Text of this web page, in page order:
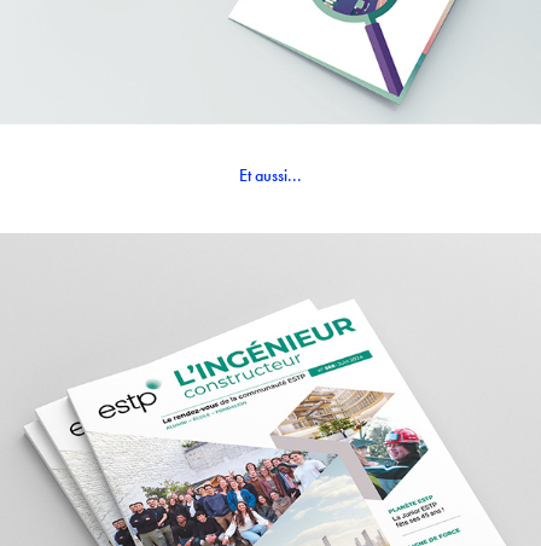
Et aussi...
ESTP